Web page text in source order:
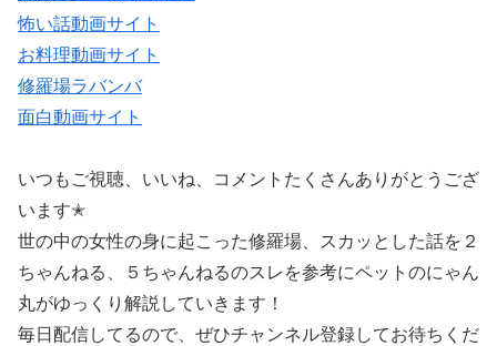
怖い話動画サイト
お料理動画サイト
修羅場ラバンバ
面白動画サイト
いつもご視聴、いいね、コメントたくさんありがとうござ
います✭
世の中の女性の身に起こった修羅場、スカッとした話を２
ちゃんねる、５ちゃんねるのスレを参考にペットのにゃん
丸がゆっくり解説していきます！
毎日配信してるので、ぜひチャンネル登録してお待ちくだ